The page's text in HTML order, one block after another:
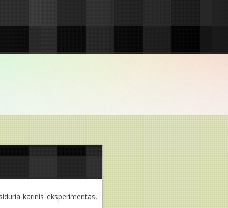
karinis eksperimentas,